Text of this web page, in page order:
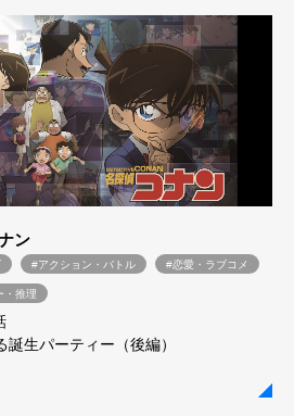
ン
#アクション・バトル #恋愛・ラブコメ
・推理
誕生パーティー（後編）